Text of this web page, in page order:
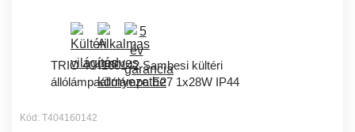
TRIO 404160142 Sambesi kültéri
állólámpaállólámpa E27 1x28W IP44
Kód: T404160142